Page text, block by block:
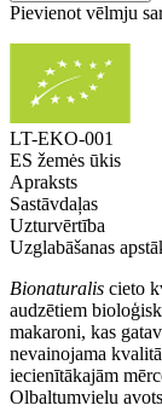
Pievienot vēlmju
LT-EKO-001
ES žemės ūkis
Apraksts
Sastāvdaļas
Uzturvērtība
Uzglabāšanas
Bionaturalis cieto
audzētiem
makaroni, kas
nevainojama
iecienītākajām
Olbaltumvielu